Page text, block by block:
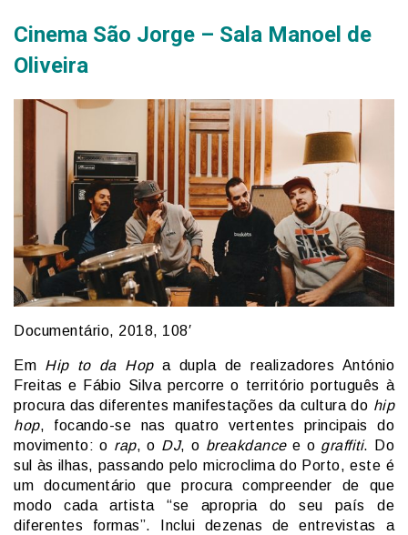
Cinema São Jorge – Sala Manoel de
Oliveira
Documentário, 2018, 108′
Em Hip to da Hopa dupla de realizadores António
Freitas e Fábio Silva percorre o território português à
procura das diferentes manifestações da cultura do hip
hop, focando-se nas quatro vertentes principais do
movimento: o rap, o DJ, o breakdancee o graffiti. Do
sul às ilhas, passando pelo microclima do Porto, este é
um documentário que procura compreender de que
modo cada artista “se apropria do seu país de
diferentes formas”. Inclui dezenas de entrevistas a